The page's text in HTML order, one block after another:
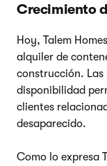
Crecimiento
Hoy, Talem
alquiler de
construcción. Las
disponibilidad
clientes
desaparecido.
Como lo expresa